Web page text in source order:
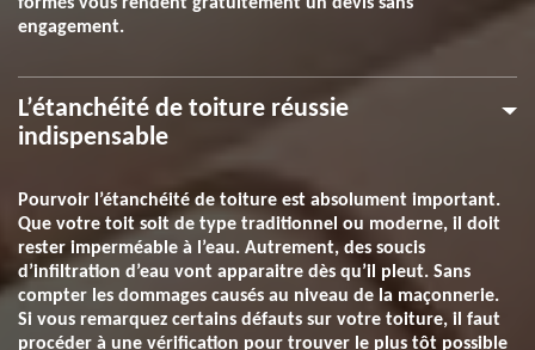
engagement.
L’étanchéité de toiture réussie
indispensable
Pourvoir l’étanchéité de toiture est absolument important.
Que votre toit soit de type traditionnel ou moderne, il doit
rester imperméable à l’eau. Autrement, des soucis
d’infiltration d’eau vont apparaitre dès qu’il pleut. Sans
compter les dommages causés au niveau de la maçonnerie.
Si vous remarquez certains défauts sur votre toiture, il faut
procéder à une vérification pour trouver le plus tôt possible